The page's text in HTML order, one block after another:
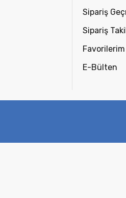
Sipariş
Sipariş
Favorilerim
E-Bülten